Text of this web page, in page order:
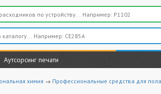
Аутсорсинг печати
химия → Профессиональные средства для